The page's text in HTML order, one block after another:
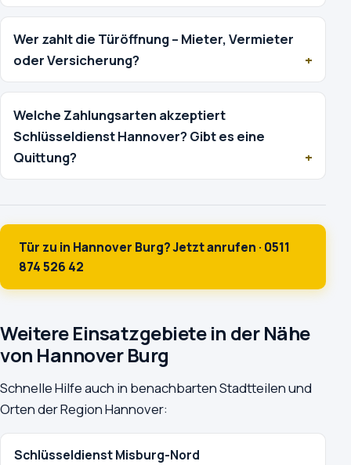
Wer zahlt die Türöffnung – Mieter, Vermieter
oder Versicherung?
Welche Zahlungsarten akzeptiert
Schlüsseldienst Hannover? Gibt es eine
Quittung?
Tür zu in Hannover Burg? Jetzt anrufen · 0511
874 526 42
Weitere Einsatzgebiete in der Nähe
von Hannover Burg
Schnelle Hilfe auch in benachbarten Stadtteilen und
Orten der Region Hannover:
Schlüsseldienst Misburg-Nord